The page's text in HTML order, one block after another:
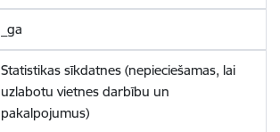
_ga
Statistikas sīkdatnes (nepieciešamas, lai
uzlabotu vietnes darbību un
pakalpojumus)